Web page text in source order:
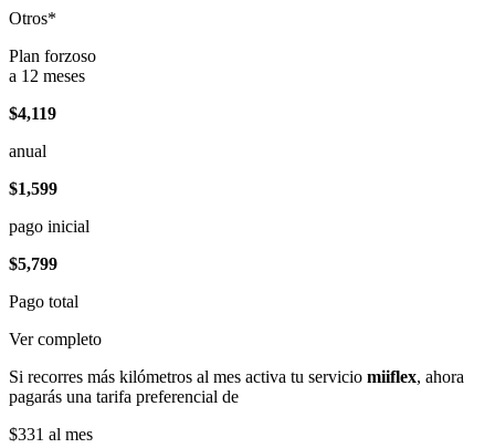
Otros*
Plan forzoso
a 12 meses
$4,119
anual
$1,599
pago inicial
$5,799
Pago total
Ver completo
Si recorres más kilómetros al mes activa tu servicio miiflex, ahora
pagarás una tarifa preferencial de
$331 al mes